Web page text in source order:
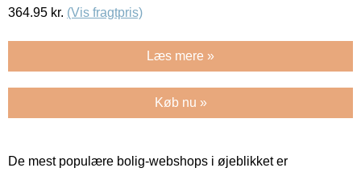
364.95 kr. (Vis fragtpris)
Læs mere »
Køb nu »
De mest populære bolig-webshops i øjeblikket er